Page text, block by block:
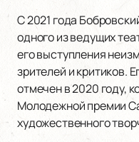
С 2021 года
одного из ведущих
его выступления
зрителей и критиков.
отмечен в 2020 году,
Молодежной премии
художественного